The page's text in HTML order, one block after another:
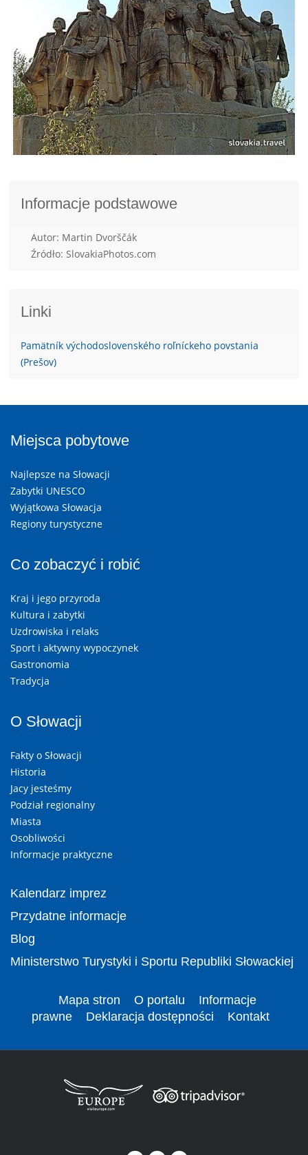
Informacje podstawowe
Autor: Martin Dvorščák
Źródło: SlovakiaPhotos.com
Linki
Pamätník východoslovenského roľníckeho povstania
(Prešov)
Miejsca pobytowe
Najlepsze na Słowacji
Zabytki UNESCO
Wyjątkowa Słowacja
Regiony turystyczne
Co zobaczyć i robić
Kraj i jego przyroda
Kultura i zabytki
Uzdrowiska i relaks
Sport i aktywny wypoczynek
Gastronomia
Tradycja
O Słowacji
Fakty o Słowacji
Historia
Jacy jesteśmy
Podział regionalny
Miasta
Osobliwości
Informacje praktyczne
Kalendarz imprez
Przydatne informacje
Blog
Ministerstwo Turystyki i Sportu Republiki Słowackiej
Mapa stron O portalu
Informacje
prawne
Deklaracja dostępności Kontakt